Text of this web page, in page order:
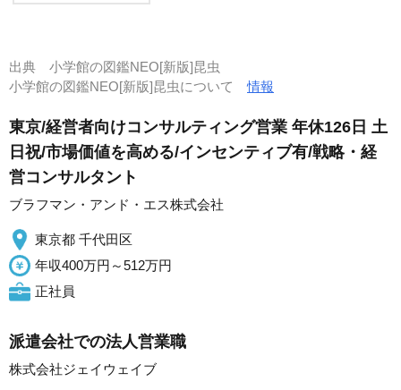
出典 小学館の図鑑NEO[新版]昆虫
小学館の図鑑NEO[新版]昆虫について情報
東京/経営者向けコンサルティング営業 年休126日 土
日祝/市場価値を高める/インセンティブ有/戦略・経
営コンサルタント
ブラフマン・アンド・エス株式会社
東京都 千代田区
年収400万円～512万円
正社員
派遣会社での法人営業職
株式会社ジェイウェイブ